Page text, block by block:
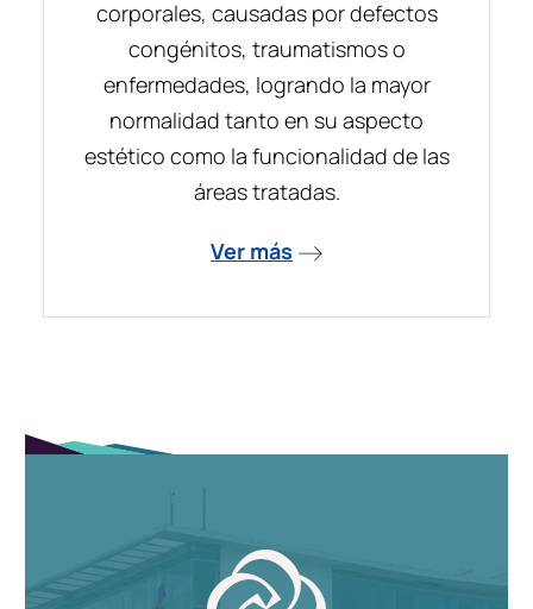
corporales, causadas por defectos
congénitos, traumatismos o
enfermedades, logrando la mayor
normalidad tanto en su aspecto
estético como la funcionalidad de las
áreas tratadas.
Ver más